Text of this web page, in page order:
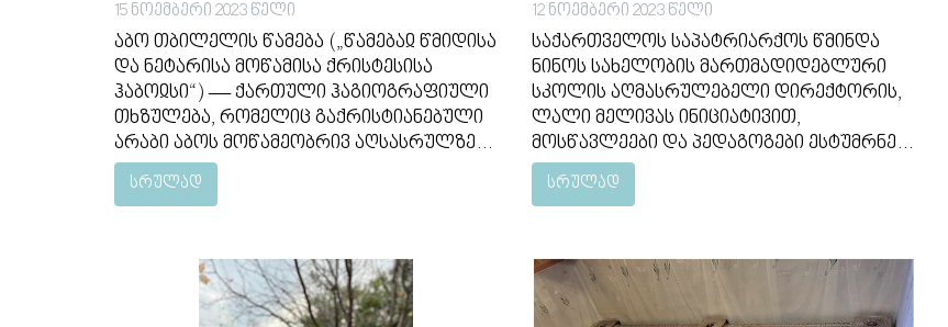
15 ნოემბერი 2023 წელი
აბო თბილელის წამება („წამებაჲ წმიდისა
და ნეტარისა მოწამისა ქრისტესისა
ჰაბოჲსი“) — ქართული ჰაგიოგრაფიული
თხზულება, რომელიც გაქრისტიანებული
არაბი აბოს მოწამეობრივ აღსასრულზეა
საინტერესო და შემოქმედებითი
ნარატივით წარმოადგინეს X კლასის
კვანჭიანის მითითებითშექმნეს
მემუარული ტექსტი, რაც ძალიან
საინტერესო და კრეატიული აღმოჩნდა
სრულად
12 ნოემბერი 2023 წელი
საქართველოს საპატრიარქოს წმინდა
ნინოს სახელობის მართმადიდებლური
სკოლის აღმასრულებელი დირექტორის,
ლალი მელივას ინიციატივით,
მოსწავლეები და პედაგოგები ესტუმრნენ
ბოლნისის რაიონს, სადაც მეგობარი
სკოლის,ააიპ "საქართველოს
ბოლნისის სიონში დაესწრნენ საკვირაო
წირვას. საკვირაო წირვა ჩაატარა
ბოლნელმა მთავარეპისკოპოსმა
სრულად